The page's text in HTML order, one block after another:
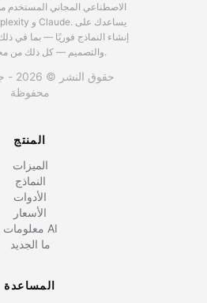
الاصطناعي المجاني المستخدم
ChatGPT و Perplexity و Claude. يساعدك على
إنشاء النماذج فوريًا — بما في
والتصميم — كل ذلك من محادثة بسيطة.
حقوق
محفوظة
المنتج
الميزات
النماذج
الأدوات
الأسعار
معلومات AI
ما الجديد
المساعدة